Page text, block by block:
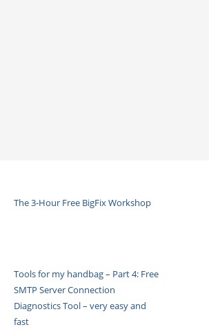
The 3-Hour Free BigFix Workshop
Tools for my handbag – Part 4: Free
SMTP Server Connection
Diagnostics Tool – very easy and
fast